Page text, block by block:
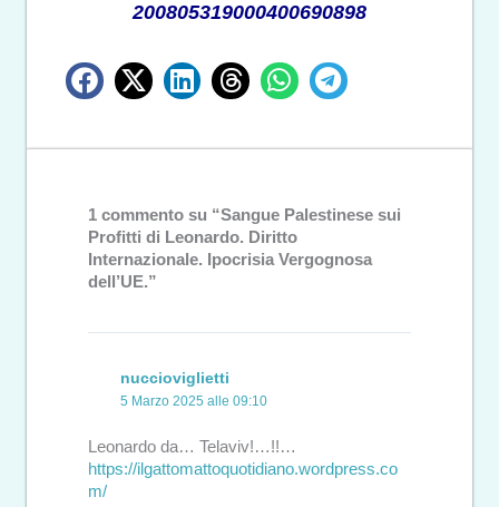
200805319000400690898
1 commento su “Sangue Palestinese sui
Profitti di Leonardo. Diritto
Internazionale. Ipocrisia Vergognosa
dell’UE.”
nuccioviglietti
5 Marzo 2025 alle 09:10
Leonardo da… Telaviv!…!!…
https://ilgattomattoquotidiano.wordpress.co
m/